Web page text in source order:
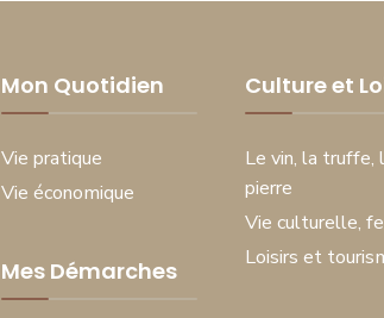
Mon Quotidien
Vie pratique
Vie économique
Mes Démarches
Culture et
Le vin, la truffe,
pierre
Vie culturelle,
Loisirs et